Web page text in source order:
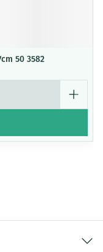
50 3582